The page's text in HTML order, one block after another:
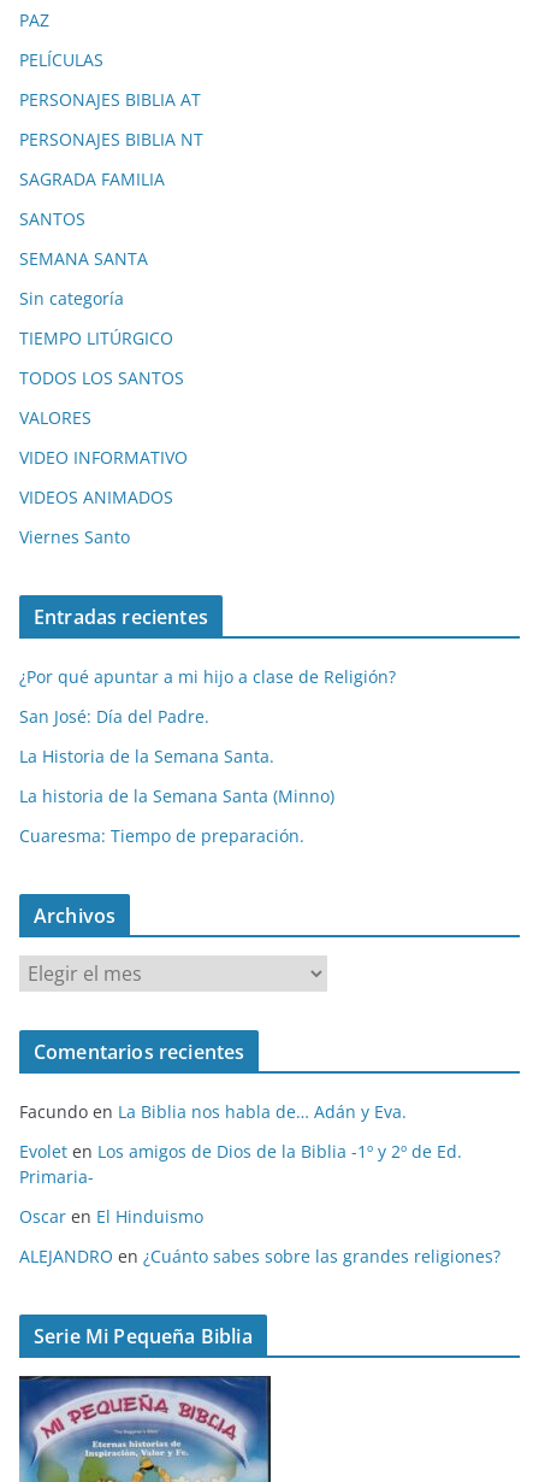
PAZ
PELÍCULAS
PERSONAJES BIBLIA AT
PERSONAJES BIBLIA NT
SAGRADA FAMILIA
SANTOS
SEMANA SANTA
Sin categoría
TIEMPO LITÚRGICO
TODOS LOS SANTOS
VALORES
VIDEO INFORMATIVO
VIDEOS ANIMADOS
Viernes Santo
Entradas recientes
¿Por qué apuntar a mi hijo a clase de Religión?
San José: Día del Padre.
La Historia de la Semana Santa.
La historia de la Semana Santa (Minno)
Cuaresma: Tiempo de preparación.
Archivos
c
v
o
s
Comentarios recientes
Facundo en La Biblia nos habla de… Adán y Eva.
Evolet en Los amigos de Dios de la Biblia -1º y 2º de Ed.
Primaria-
Oscar en El Hinduismo
ALEJANDRO en ¿Cuánto sabes sobre las grandes religiones?
Serie Mi Pequeña Biblia